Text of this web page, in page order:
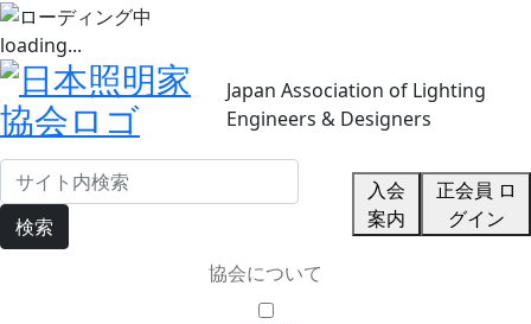
loading...
Japan Association of Lighting
Engineers & Designers
検索
入会
案内
正会員 ロ
グイン
協会について